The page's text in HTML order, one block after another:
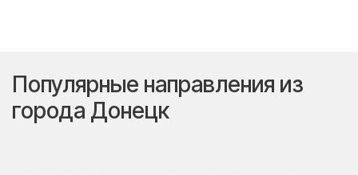
Популярные направления из
города Донецк